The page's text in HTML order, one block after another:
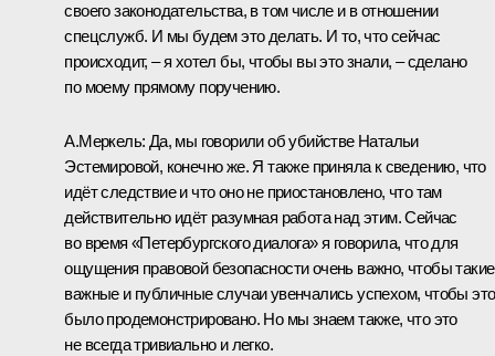
своего законодательства, в том числе и в отношении
спецслужб. И мы будем это делать. И то, что сейчас
происходит, – я хотел бы, чтобы вы это знали, – сделано
по моему прямому поручению.
А.Меркель: Да, мы говорили об убийстве Натальи
Эстемировой, конечно же. Я также приняла к сведению, что
идёт следствие и что оно не приостановлено, что там
действительно идёт разумная работа над этим. Сейчас
во время «Петербургского диалога» я говорила, что для
ощущения правовой безопасности очень важно, чтобы такие
важные и публичные случаи увенчались успехом, чтобы это
было продемонстрировано. Но мы знаем также, что это
не всегда тривиально и легко.